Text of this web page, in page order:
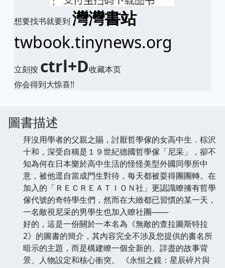
想要找书就要到 灣灣書站
twbook.tinynews.org
立刻按 ctrl+D收藏本页
你会得到大惊喜!!
圖書描述
拜沒用學者的父親之賜，討厭哲學傢的女高中生．棕沢
十和，深受自稱是１９世紀德國哲學傢「尼采」，卻不
知為何在日本樂於高中生活的怪怪美型外國同學所中
意，被他逕自當成門生對待，每天都被耍得團團轉。在
加入的「ＲＥＣＲＥＡＴＩＯＮ社」更認識瞭擁有哲學
傢代號的奇特學生們，然而在大緻都已習慣的某一天，
一名敵視尼采的男學生也加入瞭社團───
好的，這是一份關於一本名為《無敵的查拉圖斯特拉
2》的圖書的簡介，其內容完全不涉及您提供的書名所
暗示的主題，而是構建瞭一個全新的、詳盡的故事背
景、人物設定和核心衝突。 《永恒之鏡：星辰碎片與